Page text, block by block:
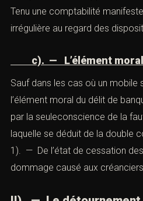
commerce
, il importe d’établir
1). — Réalisé des achats en vue
pour se procurer des fonds, et
collective2). — détournée ou
de l’actif du débiteur ; 3). —
le passif du débiteur ; 4). —
ou fait disparaitre des
l’entreprise ou de la personne
de tenir toute comptabilité